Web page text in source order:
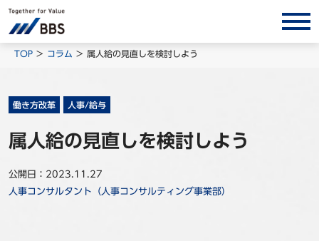
サービス/ソリューション
製品・ソリューション
TOP コラム 属人給の見直しを検討しよう
働き方改革 人事/給与
属人給の見直しを検討しよう
公開日：2023.11.27
人事コンサルタント（人事コンサルティング事業部）